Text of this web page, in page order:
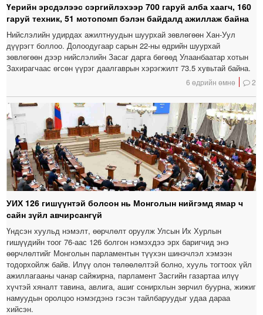
Үерийн эрсдэлээс сэргийлэхээр 700 гаруй алба хаагч, 160
гаруй техник, 51 мотопомп бэлэн байдалд ажиллаж байна
Нийслэлийн удирдах ажилтнуудын шуурхай зөвлөгөөн Хан-Уул
дүүрэгт боллоо. Долоодугаар сарын 22-ны өдрийн шуурхай
зөвлөгөөн дээр нийслэлийн Засаг дарга бөгөөд Улаанбаатар хотын
Захирагчаас өгсөн үүрэг даалгаврын хэрэгжилт 73.5 хувьтай байна.
6 өдрийн өмнө 2
УИХ 126 гишүүнтэй болсон нь Монголын нийгэмд ямар ч
сайн зүйл авчирсангүй
Үндсэн хуульд нэмэлт, өөрчлөлт оруулж Улсын Их Хурлын
гишүүдийн тоог 76-аас 126 болгон нэмэхдээ эрх баригчид энэ
өөрчлөлтийг Монголын парламентын түүхэн шинэчлэл хэмээн
тодорхойлж байв. Илүү олон төлөөлөлтэй болно, хууль тогтоох үйл
ажиллагааны чанар сайжирна, парламент Засгийн газартаа илүү
хүчтэй хяналт тавина, авлига, ашиг сонирхлын зөрчил буурна, жижиг
намуудын оролцоо нэмэгдэнэ гэсэн тайлбаруудыг удаа дараа
хийсэн.